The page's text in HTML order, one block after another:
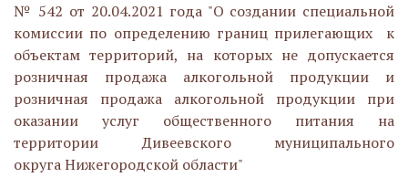
№ 542 от 20.04.2021 года "О создании специальной
комиссии по определению границ прилегающих к
объектам территорий, на которых не допускается
розничная продажа алкогольной продукции и
розничная продажа алкогольной продукции при
оказании услуг общественного питания на
территории Дивеевского муниципального
округа Нижегородской области"